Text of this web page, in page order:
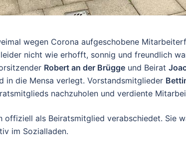
wegen Corona aufgeschobene
nicht wie erhofft, sonnig und freundlich
Robert an der Brügge und Beirat
in die Mensa verlegt. Vorstandsmitglieder
nachzuholen und verdiente
offiziell als Beiratsmitglied verabschiedet. Sie
im Sozialladen.